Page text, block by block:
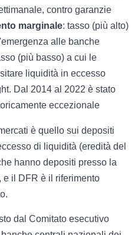
contro garanzie
marginale: tasso (più alto)
alle banche
(più basso) a cui le
liquidità in eccesso
Dal 2014 al 2022 è stato
eccezionale
è quello sui depositi
di liquidità (eredità del
hanno depositi presso la
e il DFR è il riferimento
dal Comitato esecutivo